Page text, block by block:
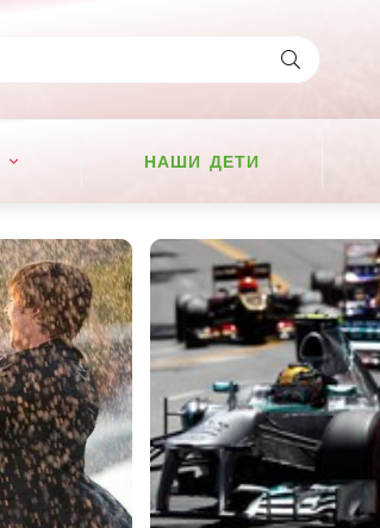
НАШИ ДЕТИ